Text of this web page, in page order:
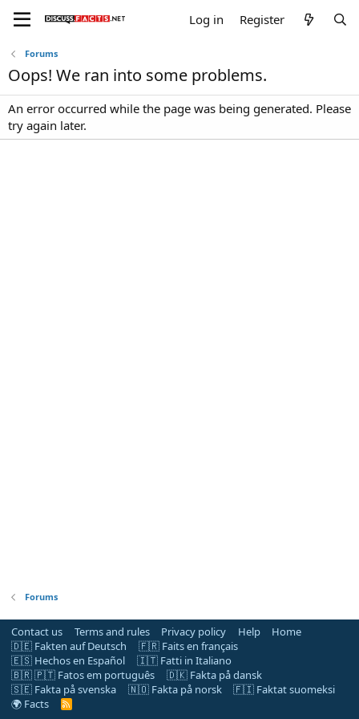
Log in Register
Forums
Oops! We ran into some problems.
An error occurred while the page was being generated. Please
try again later.
Forums
Contact us Terms and rules Privacy policy Help
Home
🇩🇪 Fakten auf Deutsch
🇫🇷 Faits en français
🇪🇸 Hechos en Español
🇮🇹 Fatti in Italiano
🇧🇷 🇵🇹 Fatos em português
🇩🇰 Fakta på dansk
🇸🇪 Fakta på svenska
🇳🇴 Fakta på norsk
🇫🇮 Faktat suomeksi
🌍 Facts
R